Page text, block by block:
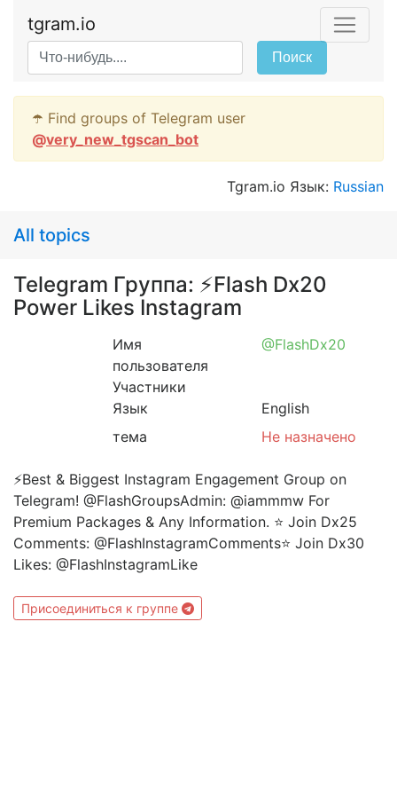
tgram.io
Поиск
☂️ Find groups of Telegram user
@very_new_tgscan_bot
Tgram.io Язык: Russian
All topics
Telegram Группа: ⚡️Flash Dx20
Power Likes Instagram
Имя
пользователя
@FlashDx20
Участники
Язык
English
тема
Не назначено
⚡️Best & Biggest Instagram Engagement Group on
Telegram! @FlashGroupsAdmin: @iammmw For
Premium Packages & Any Information. ⭐️ Join Dx25
Comments: @FlashInstagramComments⭐️ Join Dx30
Likes: @FlashInstagramLike
Присоединиться к группе